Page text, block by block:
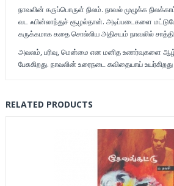
நாவலின் கருப்பொருள் நிலம். நாவல் முழுக்க
வட ஃபின்லாந்துச் சூழல்தான். அடிப்படைகளை
கருக்கமாக கதை சொல்லிய அதிசயம் நாவலில்
அவலம், பரிவு, மென்மை என மனித உணர்வுகளை
பேசுகிறது. நாவலின் உரைநடை கவிதையாய் உயர்கிறது
RELATED PRODUCTS